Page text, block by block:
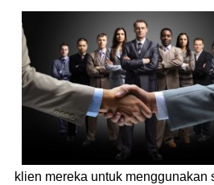
klien mereka untuk menggunakan